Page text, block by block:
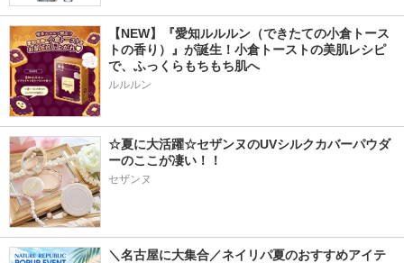
【NEW】『愛知ルルルン（できたての小倉トース
トの香り）』が誕生！小倉トーストの美肌レシピ
で、ふっくらもちもち肌へ
ルルルン
☆夏に大活躍☆セザンヌのUVシルクカバーパウダ
ーのここが凄い！！
セザンヌ
＼名古屋に大集合／ネイリパ夏のおすすめアイテ